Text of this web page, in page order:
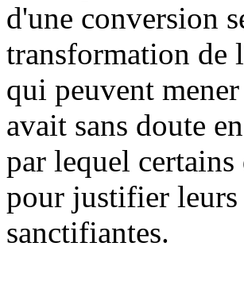
d'une conversion
transformation de
qui peuvent
avait sans doute
par lequel
pour justifier leurs
sanctifiantes.